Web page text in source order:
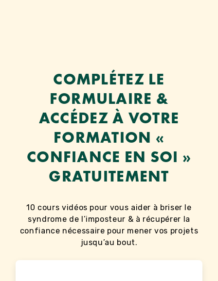
COMPLÉTEZ LE
FORMULAIRE &
ACCÉDEZ À VOTRE
FORMATION «
CONFIANCE EN SOI »
GRATUITEMENT
10 cours vidéos pour vous aider à briser le
syndrome de l’imposteur & à récupérer la
confiance nécessaire pour mener vos projets
jusqu’au bout.